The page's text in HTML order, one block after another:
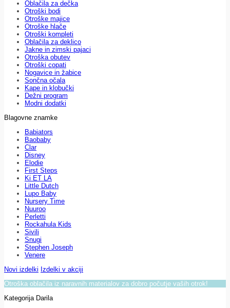
Oblačila za dečka
Otroški bodi
Otroške majice
Otroške hlače
Otroški kompleti
Oblačila za deklico
Jakne in zimski pajaci
Otroška obutev
Otroški copati
Nogavice in žabice
Sončna očala
Kape in klobučki
Dežni program
Modni dodatki
Blagovne znamke
Babiators
Baobaby
Clar
Disney
Elodie
First Steps
Ki ET LA
Little Dutch
Lupo Baby
Nursery Time
Nuuroo
Perletti
Rockahula Kids
Sivili
Snugi
Stephen Joseph
Venere
Novi izdelki Izdelki v akciji
Otroška oblačila iz naravnih materialov za dobro počutje vaših otrok!
Kategorija Darila